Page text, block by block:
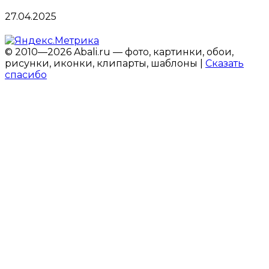
27.04.2025
© 2010—2026 Abali.ru — фото, картинки, обои,
рисунки, иконки, клипарты, шаблоны | Сказать
спасибо